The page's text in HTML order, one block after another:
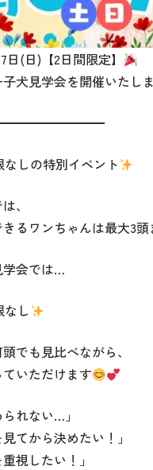
(日)【2日間限定】
犬見学会を開催いたし
なしの特別イベント
、
るワンちゃんは最大3頭
学会では…
し
でも見比べながら、
いただけます
れない…」
てから決めたい！」
視したい！」